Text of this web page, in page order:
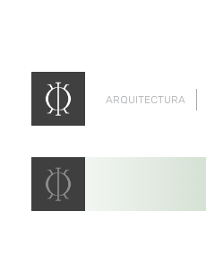
ARQUITECTURA